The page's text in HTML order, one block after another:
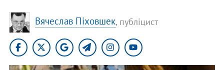
Вячеслав Піховшек, публіцист